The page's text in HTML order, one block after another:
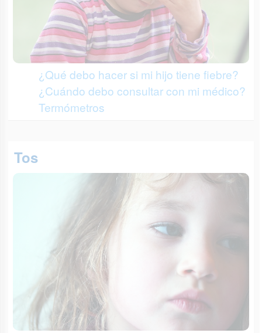
¿Qué debo hacer si mi hijo tiene fiebre?
¿Cuándo debo consultar con mi médico?
Termómetros
Tos